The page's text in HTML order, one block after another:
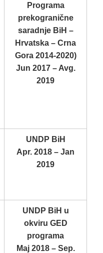
Programa
prekogranične
saradnje BiH –
Hrvatska – Crna
Gora 2014-2020)
Jun 2017 – Avg.
2019
UNDP BiH
Apr. 2018 – Jan
2019
UNDP BiH u
okviru GED
programa
Maj 2018 – Sep.